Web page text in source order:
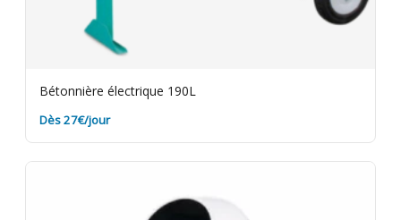
Bétonnière électrique 190L
Dès 27€/jour